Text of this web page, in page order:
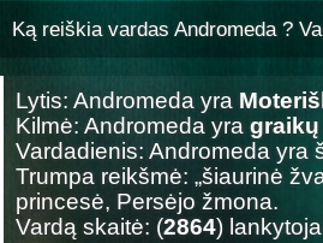
Ką reiškia vardas Andromeda ?
Lytis: Andromeda yra
Kilmė: Andromeda yra graikų
Vardadienis: Andromeda yra
Trumpa reikšmė: „šiaurinė
princesė, Persėjo žmona.
Vardą skaitė: (2864)